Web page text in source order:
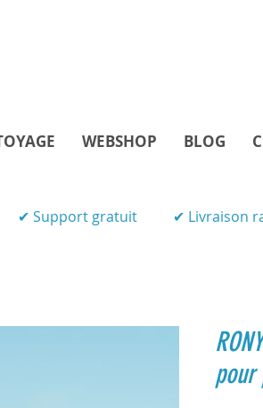
WEBSHOP BLOG
pour
Support gratuit ✔ Livraison